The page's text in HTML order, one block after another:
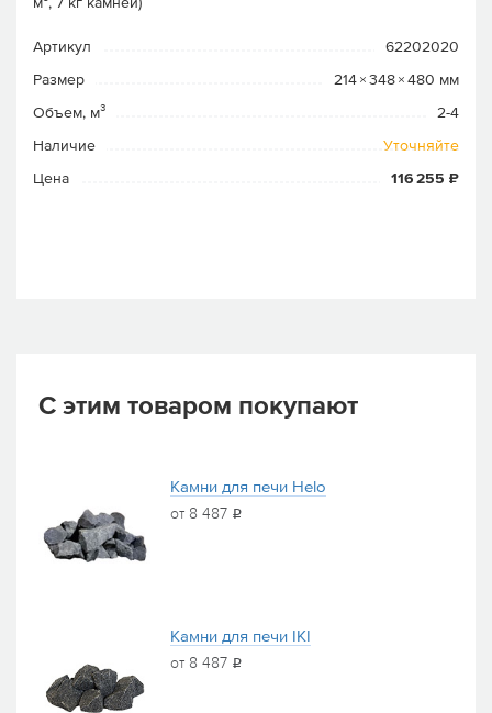
Артикул
62202020
Размер
214 × 348 × 480 мм
Объем, м³
2-4
Наличие
Уточняйте
Цена
116 255 ₽
С этим товаром покупают
Камни для печи Helo
от 8 487 i
Камни для печи IKI
от 8 487 i